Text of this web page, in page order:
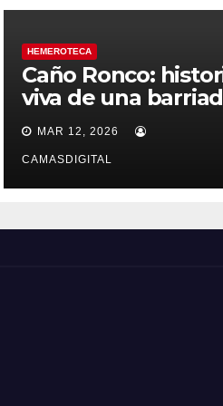
HEMEROTECA
Caño Ronco:
viva de una
popular de Camas
MAR 12, 2026
CAMASDIGITAL